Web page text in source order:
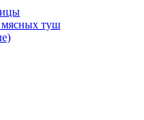
мясных туш